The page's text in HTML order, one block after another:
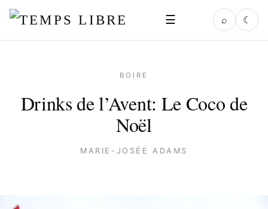
☰ ⌕ ☾
BOIRE
Drinks de l’Avent: Le Coco de
Noël
MARIE-JOSÉE ADAMS